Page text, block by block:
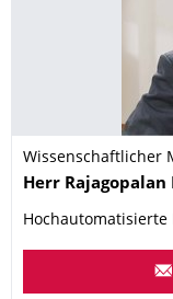
Wissenschaftlicher
Name
Herr Rajagopalan
Hochautomatisierte